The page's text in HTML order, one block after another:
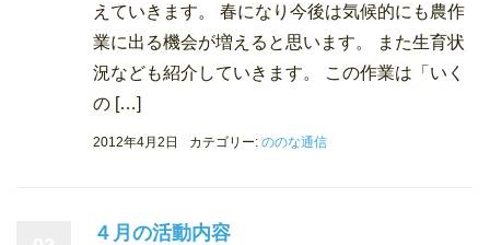
えていきます。 春になり今後は気候的にも農作
業に出る機会が増えると思います。 また生育状
況なども紹介していきます。 この作業は「いく
の […]
2012年4月2日 カテゴリー: ののな通信
４月の活動内容